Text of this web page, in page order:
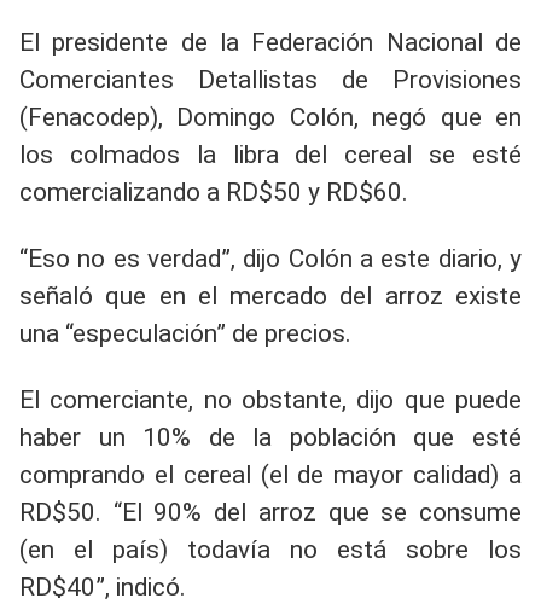
El presidente de la Federación Nacional de
Comerciantes Detallistas de Provisiones
(Fenacodep), Domingo Colón, negó que en
los colmados la libra del cereal se esté
comercializando a RD$50 y RD$60.
“Eso no es verdad”, dijo Colón a este diario, y
señaló que en el mercado del arroz existe
una “especulación” de precios.
El comerciante, no obstante, dijo que puede
haber un 10% de la población que esté
comprando el cereal (el de mayor calidad) a
RD$50. “El 90% del arroz que se consume
(en el país) todavía no está sobre los
RD$40”, indicó.